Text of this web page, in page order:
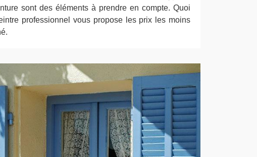
sont des éléments à prendre en compte. Quoi
professionnel vous propose les prix les moins